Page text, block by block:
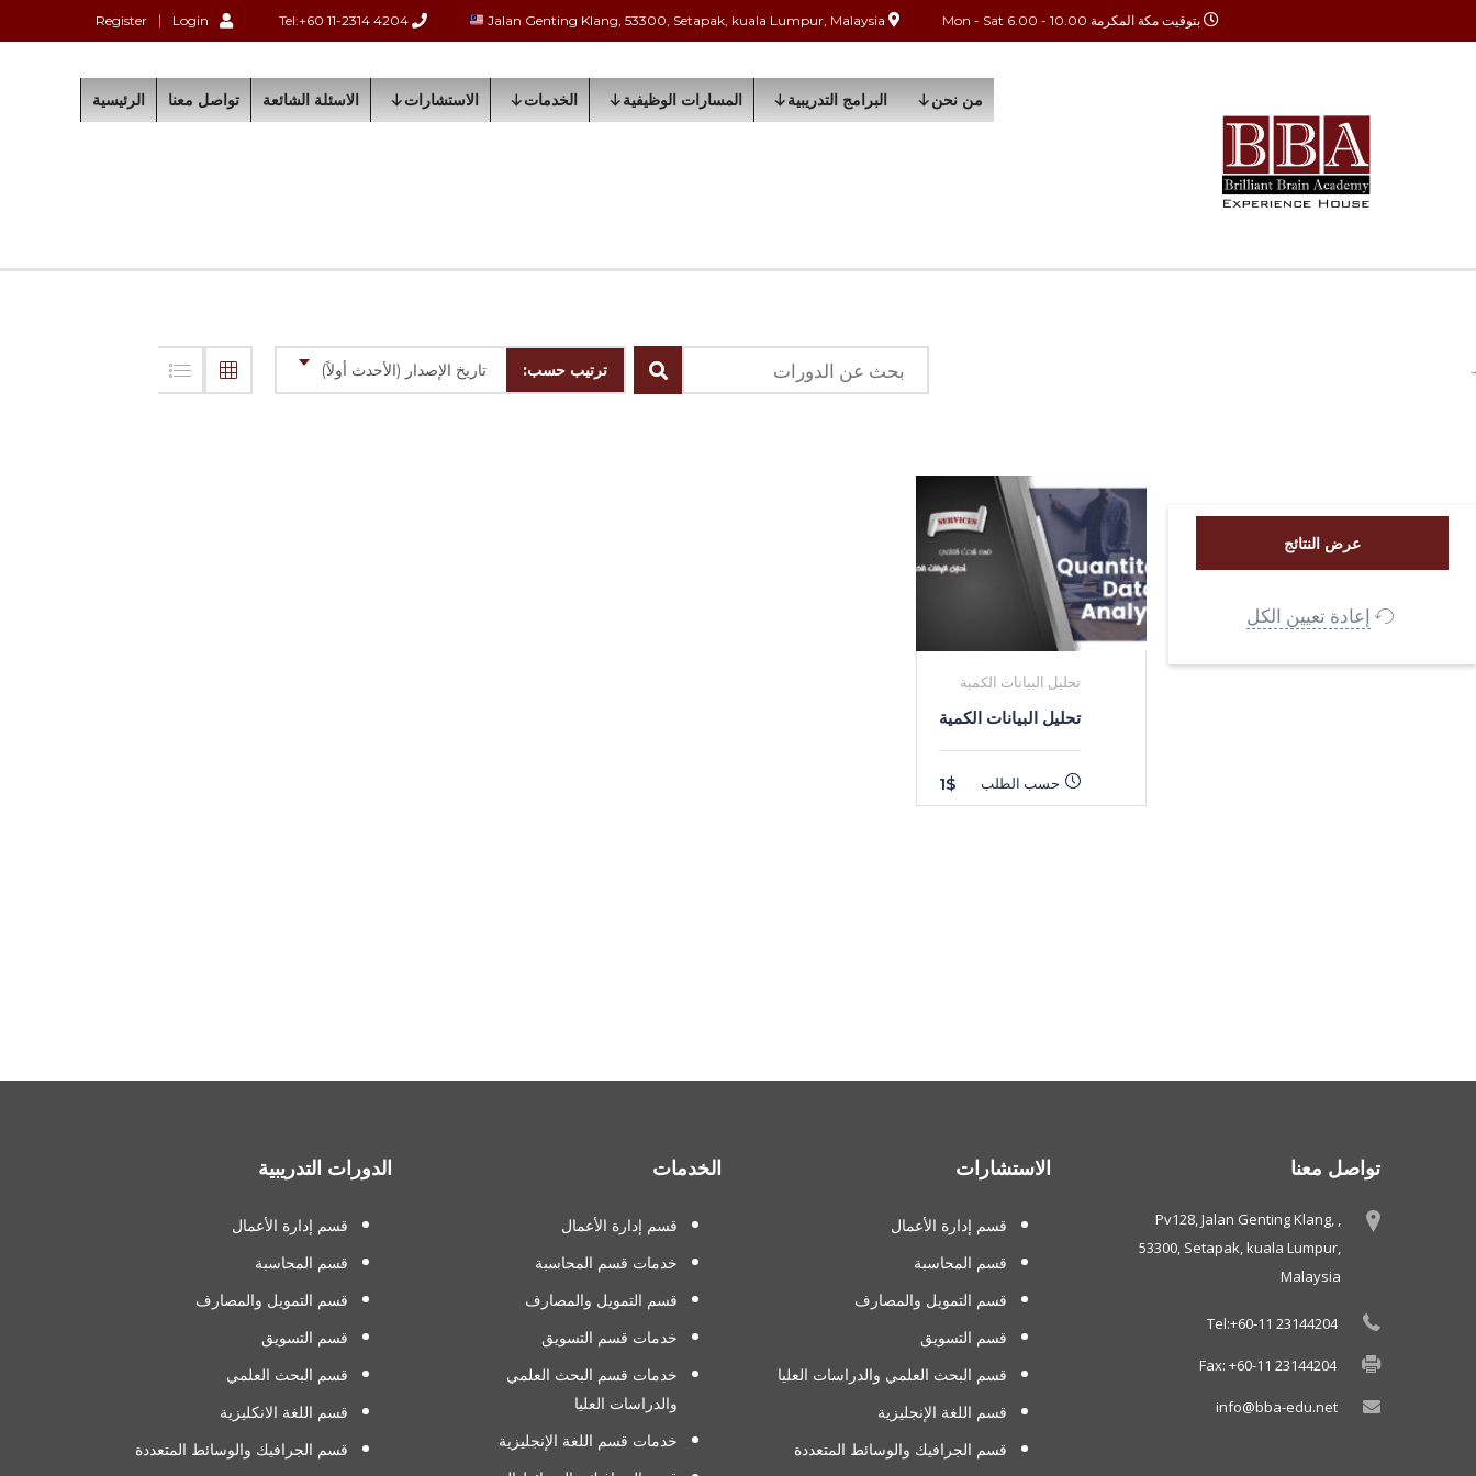
Login
Register بتوقيت مكة المكرمة Mon - Sat 6.00 - 10.00
من نحن الرئيسية البرامج التدريبية المسارات الوظيفية الخدمات الاستشارات الاسئلة الشائعة تواصل معنا
الدورات ترتيب حسب: تاريخ الإصدار (الأحدث أولاً)
إعادة تعيين الكل
تحليل البيانات الكمية
تحليل البيانات الكمية
حسب الطلب 1$
تواصل معنا
Pv128, Jalan Genting Klang, ,
53300, Setapak, kuala Lumpur,
Malaysia
Tel:+60-11 23144204
Fax: +60-11 23144204
info@bba-edu.net
الاستشارات
قسم إدارة الأعمال
قسم المحاسبة
قسم التمويل والمصارف
قسم التسويق
قسم البحث العلمي والدراسات العليا
قسم اللغة الإنجليزية
قسم الجرافيك والوسائط المتعددة
الخدمات
قسم إدارة الأعمال
خدمات قسم المحاسبة
قسم التمويل والمصارف
خدمات قسم التسويق
خدمات قسم البحث العلمي
والدراسات العليا
خدمات قسم اللغة الإنجليزية
الدورات التدريبية
قسم إدارة الأعمال
قسم المحاسبة
قسم التمويل والمصارف
قسم التسويق
قسم البحث العلمي
قسم اللغة الانكليزية
قسم الجرافيك والوسائط المتعددة